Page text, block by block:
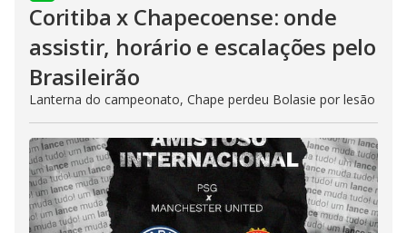
Coritiba x Chapecoense: onde
assistir, horário e escalações pelo
Brasileirão
Lanterna do campeonato, Chape perdeu Bolasie por lesão